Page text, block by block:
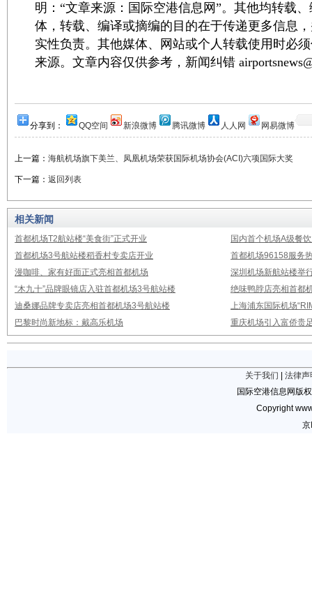
明：“文章来源：国际空港信息网”。其他均转载
体，转载、编译或摘编的目的在于传递更多信息
实性负责。其他媒体、网站或个人转载使用时必
来源。文章内容仅供参考，新闻纠错
分享到： QQ空间 新浪微博 腾讯微博 人人网 网易微博
上一篇： 海航机场旗下美兰、凤凰机场荣获国际机场协会(ACI)六项国际大奖
下一篇： 返回列表
相关新闻
首都机场T2航站楼“美食街”正式开业
国内首个机场A级餐
首都机场3号航站楼稻香村专卖店开业
首都机场96158服务
漫咖啡、家有好面正式亮相首都机场
深圳机场新航站楼举
“木九十”品牌眼镜店入驻首都机场3号航站楼
绝味鸭脖店亮相首都
迪桑娜品牌专卖店亮相首都机场3号航站楼
上海浦东国际机场
巴黎时尚新地标：戴高乐机场
重庆机场引入富侨贵
关于我们
法律声
国际空港信息网版
Copyright